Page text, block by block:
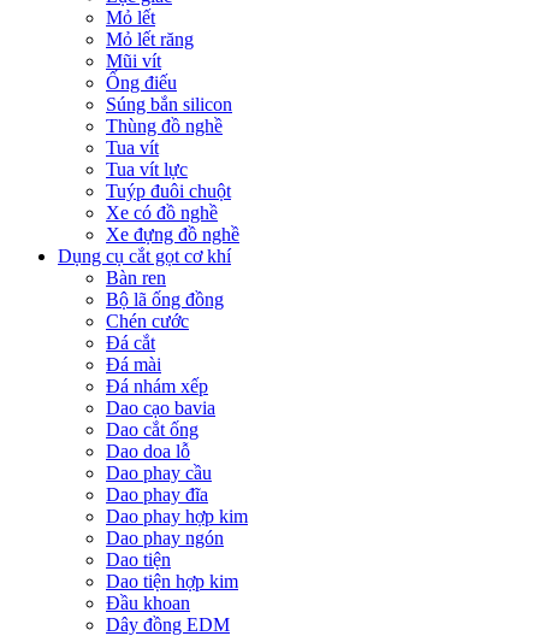
Mỏ lết
Mỏ lết răng
Mũi vít
Ống điếu
Súng bắn silicon
Thùng đồ nghề
Tua vít
Tua vít lực
Tuýp đuôi chuột
Xe có đồ nghề
Xe đựng đồ nghề
Dụng cụ cắt gọt cơ khí
Bàn ren
Bộ lã ống đồng
Chén cước
Đá cắt
Đá mài
Đá nhám xếp
Dao cạo bavia
Dao cắt ống
Dao doa lỗ
Dao phay cầu
Dao phay đĩa
Dao phay hợp kim
Dao phay ngón
Dao tiện
Dao tiện hợp kim
Đầu khoan
Dây đồng EDM